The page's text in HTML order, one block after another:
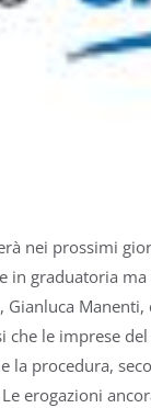
nei prossimi
in graduatoria
Gianluca
che le imprese
la procedura,
erogazioni